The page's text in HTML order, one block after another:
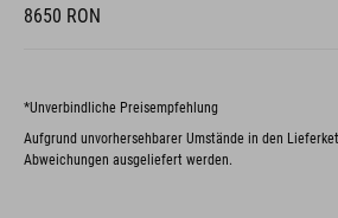
8650 RON
*Unverbindliche Preisempfehlung
Aufgrund unvorhersehbarer Umstände in den
Abweichungen ausgeliefert werden.